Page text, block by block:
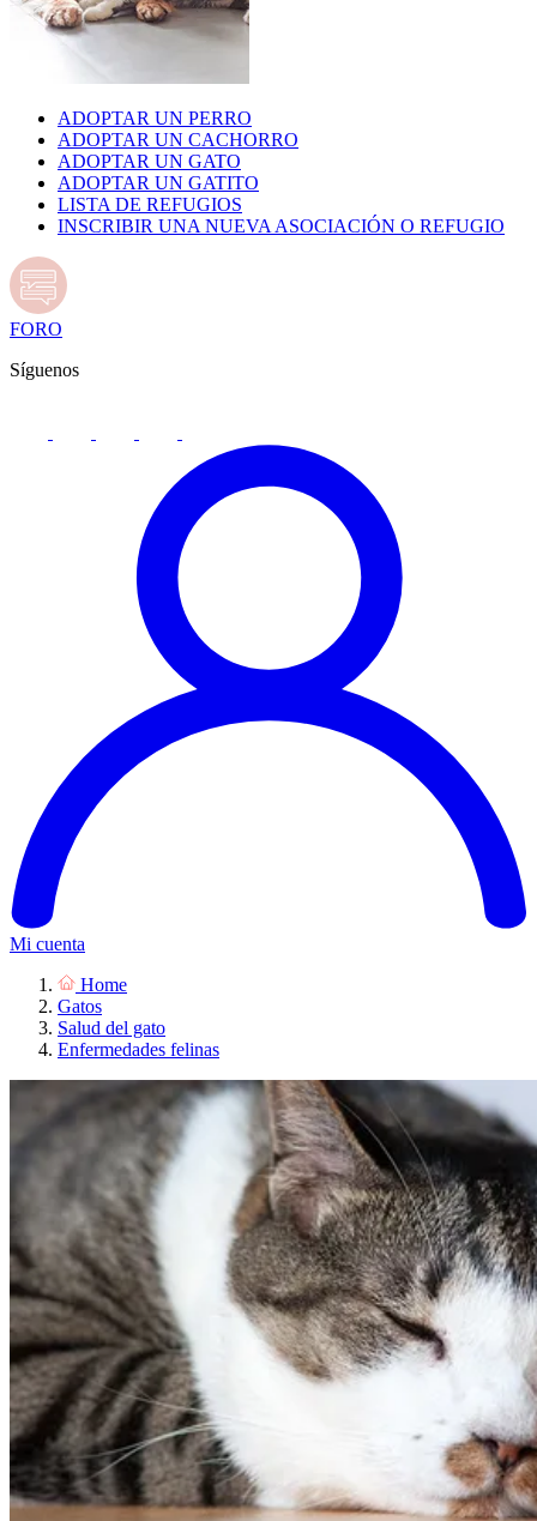
ADOPTAR UN PERRO
ADOPTAR UN CACHORRO
ADOPTAR UN GATO
ADOPTAR UN GATITO
LISTA DE REFUGIOS
INSCRIBIR UNA NUEVA ASOCIACIÓN O REFUGIO
FORO
Síguenos
Mi cuenta
Home
Gatos
Salud del gato
Enfermedades felinas